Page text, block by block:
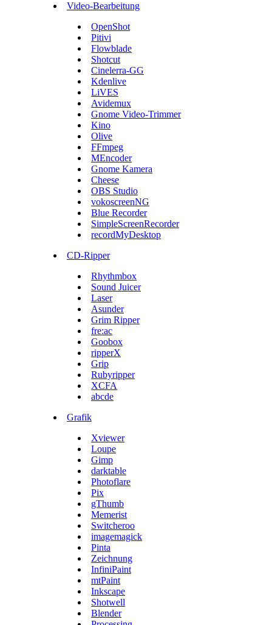
Video-Bearbeitung
OpenShot
Pitivi
Flowblade
Shotcut
Cinelerra-GG
Kdenlive
LiVES
Avidemux
Gnome Video-Trimmer
Kino
Olive
FFmpeg
MEncoder
Gnome Kamera
Cheese
OBS Studio
vokoscreenNG
Blue Recorder
SimpleScreenRecorder
recordMyDesktop
CD-Ripper
Rhythmbox
Sound Juicer
Laser
Asunder
Grim Ripper
fre:ac
Goobox
ripperX
Grip
Rubyripper
XCFA
abcde
Grafik
Xviewer
Loupe
Gimp
darktable
Photoflare
Pix
gThumb
Memerist
Switcheroo
imagemagick
Pinta
Zeichnung
InfiniPaint
mtPaint
Inkscape
Shotwell
Blender